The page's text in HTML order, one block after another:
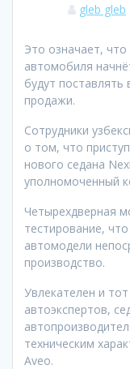
gleb gleb
Это означает,
автомобиля
будут поставлять
продажи.
Сотрудники
о том, что
нового седана
уполномоченный
Четырехдверная
тестирование,
автомодели
производство.
Увлекателен и
автоэкспертов,
техническим
Aveo.